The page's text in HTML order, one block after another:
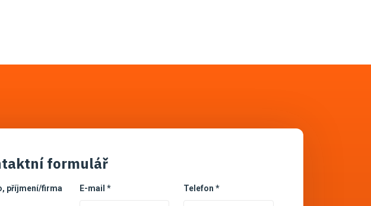
formulář
příjmení/firma
E-mail * Telefon *